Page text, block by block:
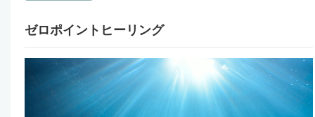
ゼロポイントヒーリング